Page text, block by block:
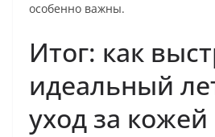
особенно важны.
Итог: как
идеальный
уход за кожей